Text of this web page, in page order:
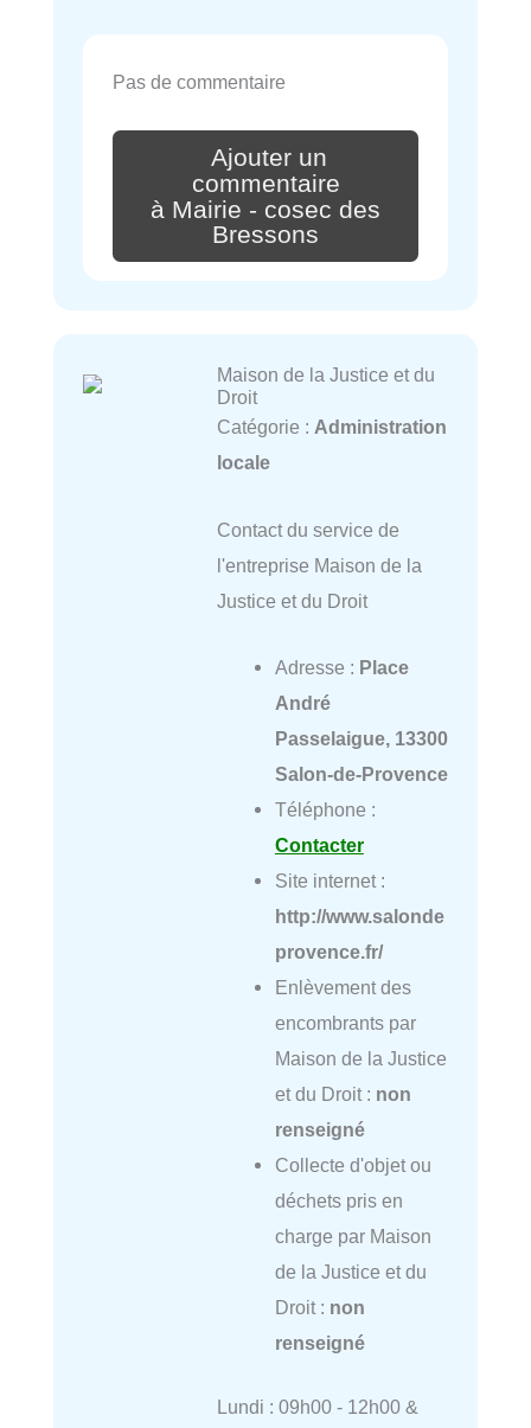
Pas de commentaire
Ajouter un
commentaire
à Mairie - cosec des
Bressons
Maison de la Justice et du
Droit
Catégorie : Administration
locale
Contact du service de
l'entreprise Maison de la
Justice et du Droit
Adresse : Place
André
Passelaigue, 13300
Salon-de-Provence
Téléphone :
Contacter
Site internet :
http://www.salonde
provence.fr/
Enlèvement des
encombrants par
Maison de la Justice
et du Droit : non
renseigné
Collecte d'objet ou
déchets pris en
charge par Maison
de la Justice et du
Droit : non
renseigné
Lundi : 09h00 - 12h00 &